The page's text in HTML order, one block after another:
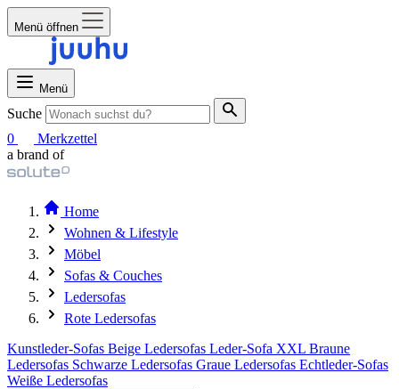
Menü öffnen
Menü
Suche
0
Merkzettel
a brand of
Home
Wohnen & Lifestyle
Möbel
Sofas & Couches
Ledersofas
Rote Ledersofas
Kunstleder-Sofas Beige Ledersofas Leder-Sofa XXL Braune
Ledersofas Schwarze Ledersofas Graue Ledersofas Echtleder-Sofas
Weiße Ledersofas